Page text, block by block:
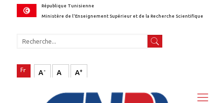
République Tunisienne
Ministère de l'Enseignement Supérieur et de la Recherche Scientifique
A- A A+